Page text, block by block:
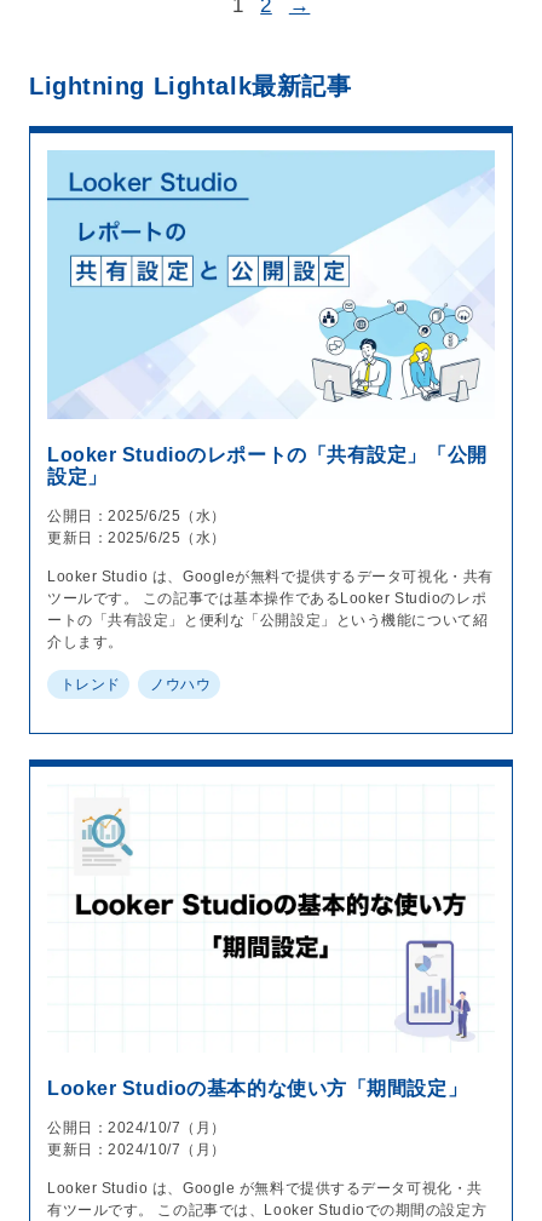
1 2 →
Lightning Lightalk最新記事
Looker Studioのレポートの「共有設定」「公開
設定」
公開日：2025/6/25（水）
更新日：2025/6/25（水）
Looker Studio は、Googleが無料で提供するデータ可視化・共有
ツールです。 この記事では基本操作であるLooker Studioのレポ
ートの「共有設定」と便利な「公開設定」という機能について紹
介します。
トレンド ノウハウ
Looker Studioの基本的な使い方「期間設定」
公開日：2024/10/7（月）
更新日：2024/10/7（月）
Looker Studio は、Google が無料で提供するデータ可視化・共
有ツールです。 この記事では、Looker Studioでの期間の設定方